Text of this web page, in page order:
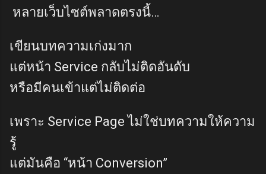
หลายเว็บไซต์พลาดตรงนี้…
เขียนบทความเก่งมาก
แต่หน้า Service กลับไม่ติดอันดับ
หรือมีคนเข้าแต่ไม่ติดต่อ
เพราะ Service Page ไม่ใช่บทความให้ความ
รู้
แต่มันคือ “หน้า Conversion”